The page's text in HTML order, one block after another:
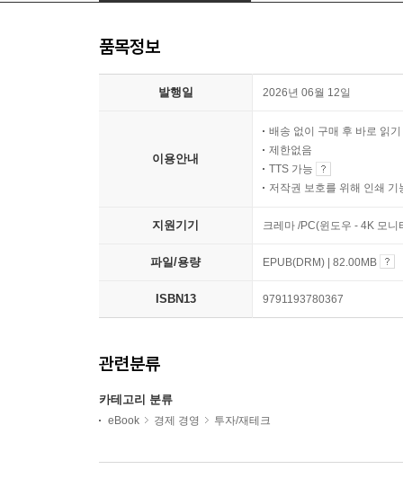
품목정보
발행일 2026년 06월 12일
이용안내
배송 없이 구매 후 바로 읽기
제한없음
TTS 가능
저작권 보호를 위해 인쇄 기
지원기기 크레마 /PC(윈도우 - 4K 모
파일/용량 EPUB(DRM) | 82.00MB
ISBN13 9791193780367
관련분류
카테고리 분류
eBook 경제 경영 투자/재테크